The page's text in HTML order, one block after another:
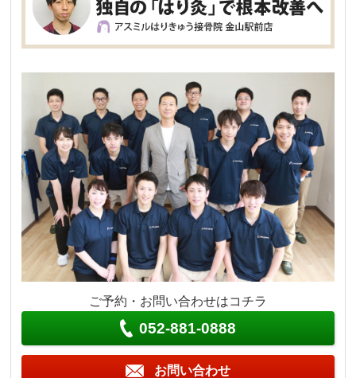
ご予約・お問い合わせはコチラ
052-881-0888
お問い合わせ